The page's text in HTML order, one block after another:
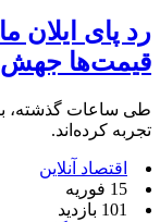
رد پای ایلان
قیمت‌ها جهش
طی ساعات گذشته،
تجربه کرده‌اند.
اقتصاد آنلاین
15 فوریه
101 بازدید